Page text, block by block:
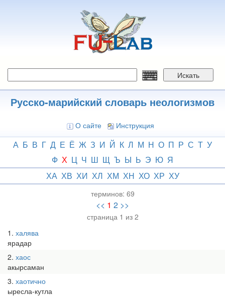
Искать
Русско-марийский словарь неологизмов
О сайте Инструкция
А Б В Г Д Е Ё Ж З И Й К Л М Н О П Р С Т У
Ф Х Ц Ч Ш Щ Ъ Ы Ь Э Ю Я
ХА ХВ ХИ ХЛ ХМ ХН ХО ХР ХУ
терминов: 69
<< 1 2 >>
страница 1 из 2
1 халява
ярадар
2 хаос
акырсаман
3 хаотично
ыресла-кутла